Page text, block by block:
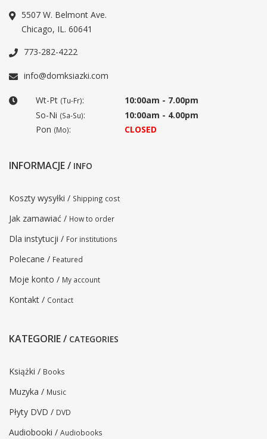
5507 W. Belmont Ave.
Chicago, IL. 60641
773-282-4222
info@domksiazki.com
Wt-Pt (Tu-Fr):
10:00am - 7.00pm
So-Ni (Sa-Su):
10:00am - 4.00pm
Pon (Mo): CLOSED
INFORMACJE / INFO
Koszty wysyłki / Shipping cost
Jak zamawiać / How to order
Dla instytucji / For institutions
Polecane / Featured
Moje konto / My account
Kontakt / Contact
KATEGORIE / CATEGORIES
Książki / Books
Muzyka / Music
Płyty DVD / DVD
Audiobooki / Audiobooks